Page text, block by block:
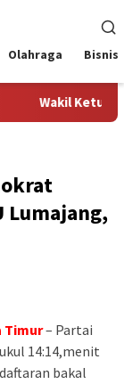
Olahraga Bisnis
II dan III DPRD
Lumajang,
Timur– Partai
14:14,menit
bakal